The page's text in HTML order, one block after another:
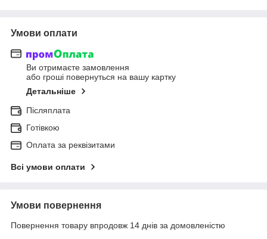
Умови оплати
Ви отримаєте замовлення
або гроші повернуться на вашу картку
Детальніше
Післяплата
Готівкою
Оплата за реквізитами
Всі умови оплати
Умови повернення
Повернення товару впродовж 14 днів за домовленістю